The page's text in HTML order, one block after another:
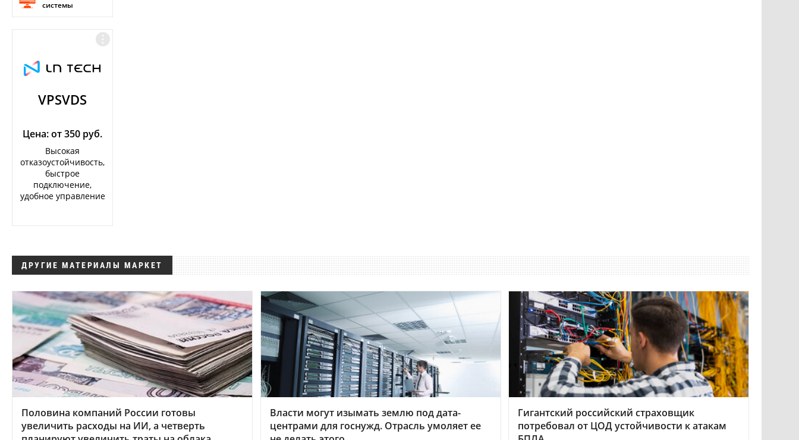
системы
VPSVDS
Цена: от 350 руб.
Высокая
отказоустойчивость,
быстрое
подключение,
удобное управление
ДРУГИЕ МАТЕРИАЛЫ МАРКЕТ
Половина компаний России готовы
увеличить расходы на ИИ, а четверть
Власти могут изымать землю под дата-
центрами для госнужд. Отрасль умоляет ее
Гигантский российский страховщик
потребовал от ЦОД устойчивости к атакам